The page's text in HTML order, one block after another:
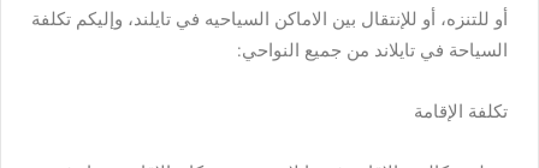
أو للتنزه، أو للإنتقال بين الاماكن السياحيه في تايلند، وإليكم تكلفة
السياحة في تايلاند من جميع النواحي:
تكلفة الإقامة